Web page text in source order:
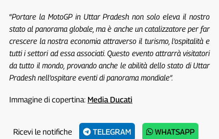
“Portare la MotoGP in Uttar Pradesh non solo eleva il nostro
stato al panorama globale, ma è anche un catalizzatore per far
crescere la nostra economia attraverso il turismo, l’ospitalità e
tutti i settori ad essa associati. Questo evento attrarrà visitatori
da tutto il mondo, provando anche le abilità dello stato di Uttar
Pradesh nell’ospitare eventi di panorama mondiale”.
Immagine di copertina: Media Ducati
Ricevi le notifiche TELEGRAM WHATSAPP